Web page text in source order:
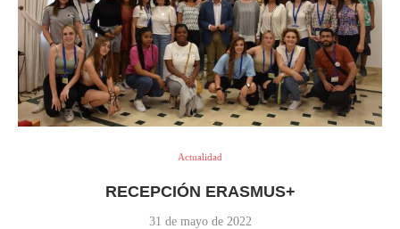
Actualidad
RECEPCIÓN ERASMUS+
31 de mayo de 2022